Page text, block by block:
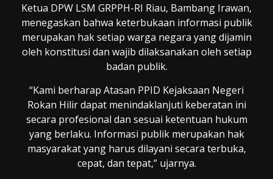
Ketua DPW LSM GRPPH-RI Riau, Bambang Irawan,
menegaskan bahwa keterbukaan informasi publik
merupakan hak setiap warga negara yang dijamin
oleh konstitusi dan wajib dilaksanakan oleh setiap
badan publik.
“Kami berharap Atasan PPID Kejaksaan Negeri
Rokan Hilir dapat menindaklanjuti keberatan ini
secara profesional dan sesuai ketentuan hukum
yang berlaku. Informasi publik merupakan hak
masyarakat yang harus dilayani secara terbuka,
cepat, dan tepat,” ujarnya.